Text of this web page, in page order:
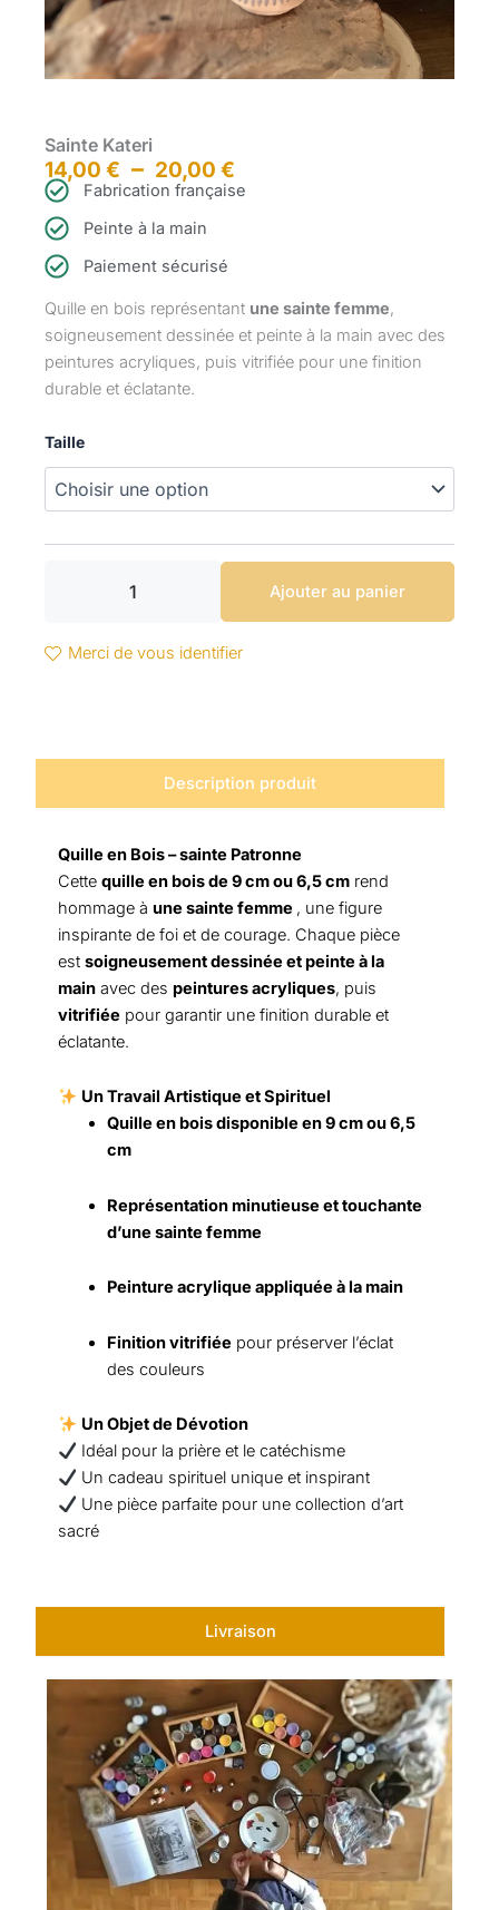
Sainte Kateri
14,00 € – 20,00 €
à
20,00 €
Fabrication française
Peinte à la main
Paiement sécurisé
Quille en bois représentant une sainte femme,
soigneusement dessinée et peinte à la main avec des
peintures acryliques, puis vitrifiée pour une finition
durable et éclatante.
Taille
Sainte
Ajouter au panier
Merci de vous identifier
Description produit
Livraison
Quille en Bois – sainte Patronne
Cettequille en bois de 9 cm ou 6,5 cm rend
hommage àune sainte femme , une figure
inspirante de foi et de courage. Chaque pièce
estsoigneusement dessinée et peinte à la
main avec despeintures acryliques, puis
vitrifiée pour garantir une finition durable et
éclatante.
Un Travail Artistique et Spirituel
Quille en bois disponible en 9 cm ou 6,5
cm
Représentation minutieuse et touchante
d’une sainte femme
Peinture acrylique appliquée à la main
Finition vitrifiée pour préserver l’éclat
des couleurs
UnObjet de Dévotion
Idéal pour la prière et le catéchisme
Un cadeau spirituel unique et inspirant
Une pièce parfaite pour une collection d’art
sacré